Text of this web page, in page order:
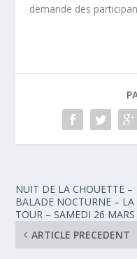
demande des
NUIT DE LA CHOUETTE –
BALADE NOCTURNE – LA
TOUR – SAMEDI 26 MARS
ARTICLE PRECEDENT